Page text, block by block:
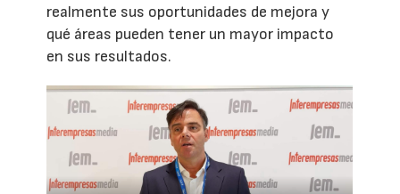
realmente sus oportunidades de mejora y
qué áreas pueden tener un mayor impacto
en sus resultados.